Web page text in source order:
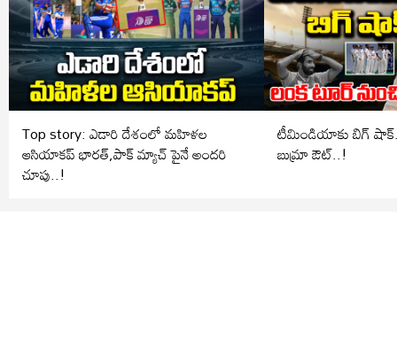
Top story: ఎడారి దేశంలో మహిళల
ఆసియాకప్ భారత్,పాక్ మ్యాచ్ పైనే అందరి
చూపు..!
టీమిండియాకు బిగ్ షాక్.. లంక టూర్
బుమ్రా ఔట్..!